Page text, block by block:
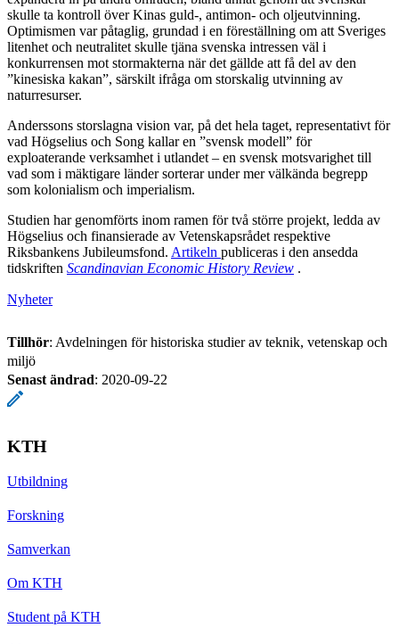
skulle ta kontroll över Kinas guld-, antimon- och oljeutvinning.
Optimismen var påtaglig, grundad i en föreställning om att Sveriges
litenhet och neutralitet skulle tjäna svenska intressen väl i
konkurrensen mot stormakterna när det gällde att få del av den
”kinesiska kakan”, särskilt ifråga om storskalig utvinning av
naturresurser.
Anderssons storslagna vision var, på det hela taget, representativt för
vad Högselius och Song kallar en ”svensk modell” för
exploaterande verksamhet i utlandet – en svensk motsvarighet till
vad som i mäktigare länder sorterar under mer välkända begrepp
som kolonialism och imperialism.
Studien har genomförts inom ramen för två större projekt, ledda av
Högselius och finansierade av Vetenskapsrådet respektive
Riksbankens Jubileumsfond. Artikeln publiceras i den ansedda
tidskriften Scandinavian Economic History Review .
Nyheter
Tillhör: Avdelningen för historiska studier av teknik, vetenskap och
miljö
Senast ändrad: 2020-09-22
KTH
Utbildning
Forskning
Samverkan
Om KTH
Student på KTH